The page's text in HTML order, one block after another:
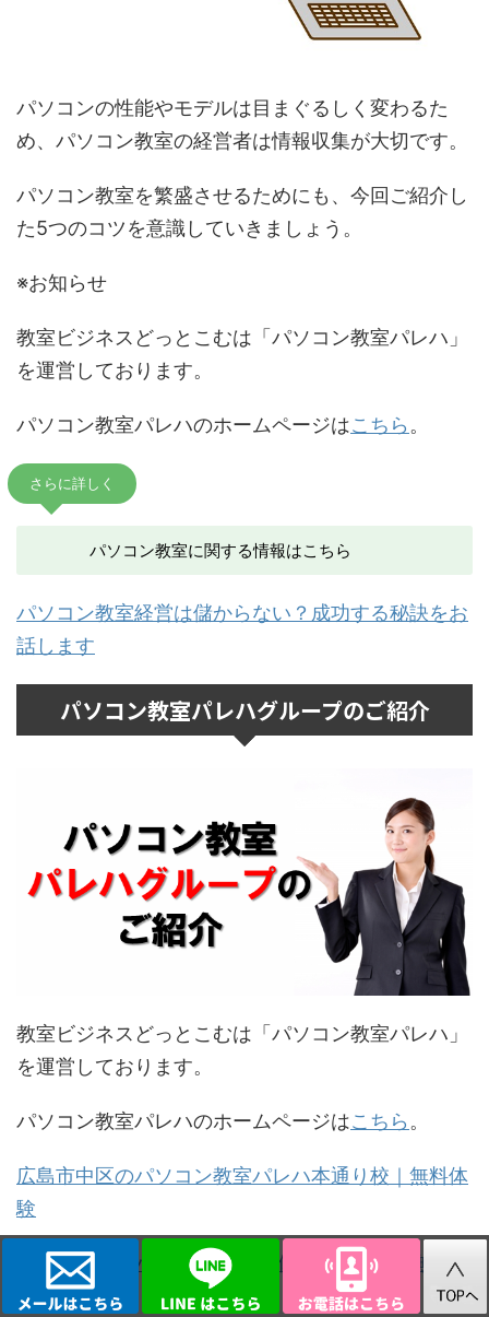
パソコンの性能やモデルは目まぐるしく変わるた
め、パソコン教室の経営者は情報収集が大切です。
パソコン教室を繁盛させるためにも、今回ご紹介し
た5つのコツを意識していきましょう。
※お知らせ
教室ビジネスどっとこむは「パソコン教室パレハ」
を運営しております。
パソコン教室パレハのホームページはこちら 。
さらに詳しく
パソコン教室に関する情報はこちら
パソコン教室経営は儲からない？成功する秘訣をお
話します
パソコン教室パレハグループのご紹介
教室ビジネスどっとこむは「パソコン教室パレハ」
を運営しております。
パソコン教室パレハのホームページはこちら。
広島市中区のパソコン教室パレハ本通り校｜無料体
験
パソコン教室パレハ 広島市安佐南区緑井校｜無料
体験